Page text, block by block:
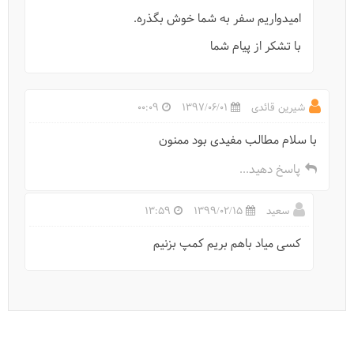
امیدواریم سفر به شما خوش بگذره.
با تشکر از پیام شما
شیرین قائدی 1397/06/01
00:09
با سلام مطالب مفیدی بود ممنون
پاسخ دهید...
سعید 1399/02/15
13:59
کسی میاد باهم بریم کمپ بزنیم